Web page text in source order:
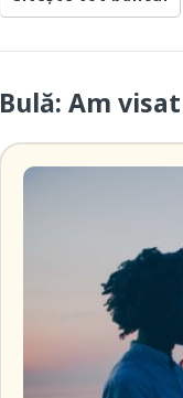
Bulă: Am